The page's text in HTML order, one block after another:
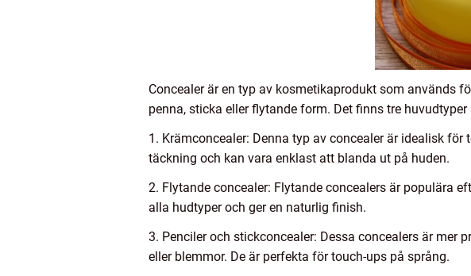
Concealer är en typ av kosmetikaprodukt som används
penna, sticka eller flytande form. Det finns tre huvudtyper
1. Krämconcealer: Denna typ av concealer är idealisk
täckning och kan vara enklast att blanda ut på huden.
2. Flytande concealer: Flytande concealers är populära
alla hudtyper och ger en naturlig finish.
3. Penciler och stickconcealer: Dessa concealers är
eller blemmor. De är perfekta för touch-ups på språng.